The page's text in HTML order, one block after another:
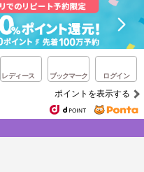
レディース ブックマーク ログイン
ポイントを表示する